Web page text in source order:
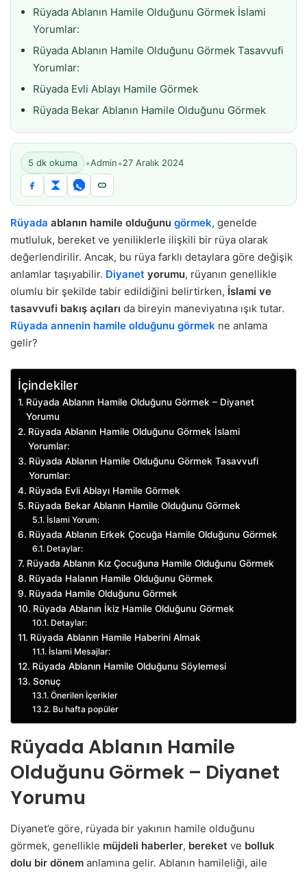
Rüyada Ablanın Hamile Olduğunu Görmek İslami
Yorumlar:
Rüyada Ablanın Hamile Olduğunu Görmek Tasavvufi
Yorumlar:
Rüyada Evli Ablayı Hamile Görmek
Rüyada Bekar Ablanın Hamile Olduğunu Görmek
5 dk okuma •Admin•27 Aralık 2024
Rüyada ablanın hamile olduğunu görmek, genelde
mutluluk, bereket ve yeniliklerle ilişkili bir rüya olarak
değerlendirilir. Ancak, bu rüya farklı detaylara göre değişik
anlamlar taşıyabilir. Diyanet yorumu, rüyanın genellikle
olumlu bir şekilde tabir edildiğini belirtirken, İslami ve
tasavvufi bakış açıları da bireyin maneviyatına ışık tutar.
Rüyada annenin hamile olduğunu görmek ne anlama
gelir?
İçindekiler
Rüyada Ablanın Hamile Olduğunu Görmek – Diyanet
Yorumu
Rüyada Ablanın Hamile Olduğunu Görmek İslami
Yorumlar:
Rüyada Ablanın Hamile Olduğunu Görmek Tasavvufi
Yorumlar:
Rüyada Evli Ablayı Hamile Görmek
Rüyada Bekar Ablanın Hamile Olduğunu Görmek
İslami Yorum:
Rüyada Ablanın Erkek Çocuğa Hamile Olduğunu Görmek
Detaylar:
Rüyada Ablanın Kız Çocuğuna Hamile Olduğunu Görmek
Rüyada Halanın Hamile Olduğunu Görmek
Rüyada Hamile Olduğunu Görmek
Rüyada Ablanın İkiz Hamile Olduğunu Görmek
Detaylar:
Rüyada Ablanın Hamile Haberini Almak
İslami Mesajlar:
Rüyada Ablanın Hamile Olduğunu Söylemesi
Sonuç
Önerilen İçerikler
Bu hafta popüler
Rüyada Ablanın Hamile
Olduğunu Görmek – Diyanet
Yorumu
Diyanet’e göre, rüyada bir yakının hamile olduğunu
görmek, genellikle müjdeli haberler, bereket ve bolluk
dolu bir dönem anlamına gelir. Ablanın hamileliği, aile